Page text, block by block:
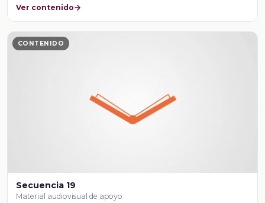
Ver contenido
CONTENIDO
Secuencia 19
Material audiovisual de apoyo